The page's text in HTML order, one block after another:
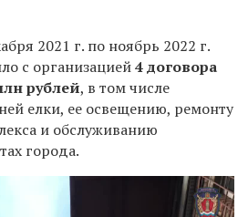
2021 г. по ноябрь 2022 г.
с организацией4 договора
рублей, в том числе
елки, ее освещению, ремонту
и обслуживанию
города.